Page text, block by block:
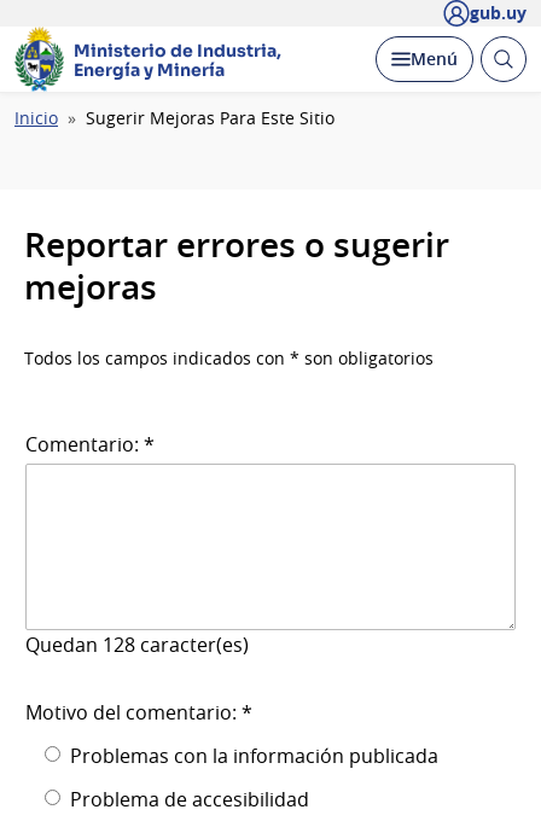
gub.uy
Ministerio de Industria,
Energía y Minería
Desplegar
Menú Abrir
Ruta
Inicio Sugerir Mejoras Para Este Sitio
Reportar errores o sugerir
mejoras
Todos los campos indicados con * son obligatorios
Comentario: *
Quedan 128 caracter(es)
Motivo del comentario: *
Problemas con la información publicada
Problema de accesibilidad